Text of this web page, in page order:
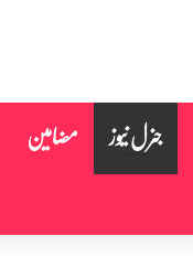
جنرل نیوز مضامین